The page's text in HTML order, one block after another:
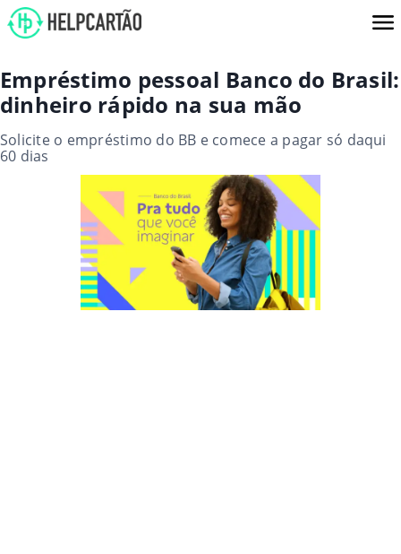
Empréstimo pessoal Banco do Brasil:
dinheiro rápido na sua mão
Solicite o empréstimo do BB e comece a pagar só daqui
60 dias